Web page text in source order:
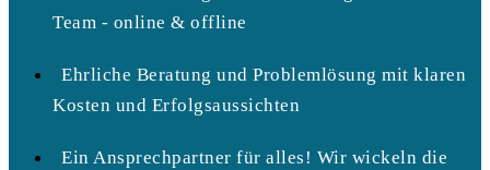
Team - online & offline
Ehrliche Beratung und Problemlösung mit klaren
Kosten und Erfolgsaussichten
Ein Ansprechpartner für alles! Wir wickeln die